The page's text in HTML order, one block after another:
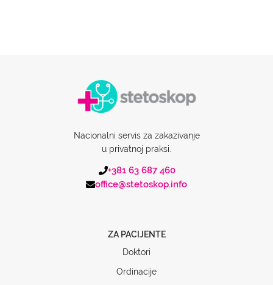
Nacionalni servis za zakazivanje
u privatnoj praksi.
+381 63 687 460
office@stetoskop.info
ZA PACIJENTE
Doktori
Ordinacije